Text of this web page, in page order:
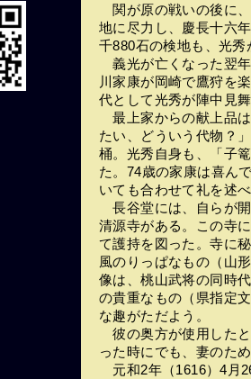
関が原の戦いの後に
地に尽力し、慶長十六
千880石の検地も、光
義光が亡くなった翌
川家康が岡崎で鷹狩を
代として光秀が陣中見
最上家からの献上品
たい、どういう代物？
桶。光秀自身も、「子
た。74歳の家康は喜ん
いても合わせて礼を述
長谷堂には、自らが
清源寺がある。この寺
て護持を図った。寺に
風のりっぱなもの（山
像は、桃山武将の同時
の貴重なもの（県指定
な趣がただよう。
彼の奥方が使用した
った時にでも、妻のた
元和2年（1616）4月